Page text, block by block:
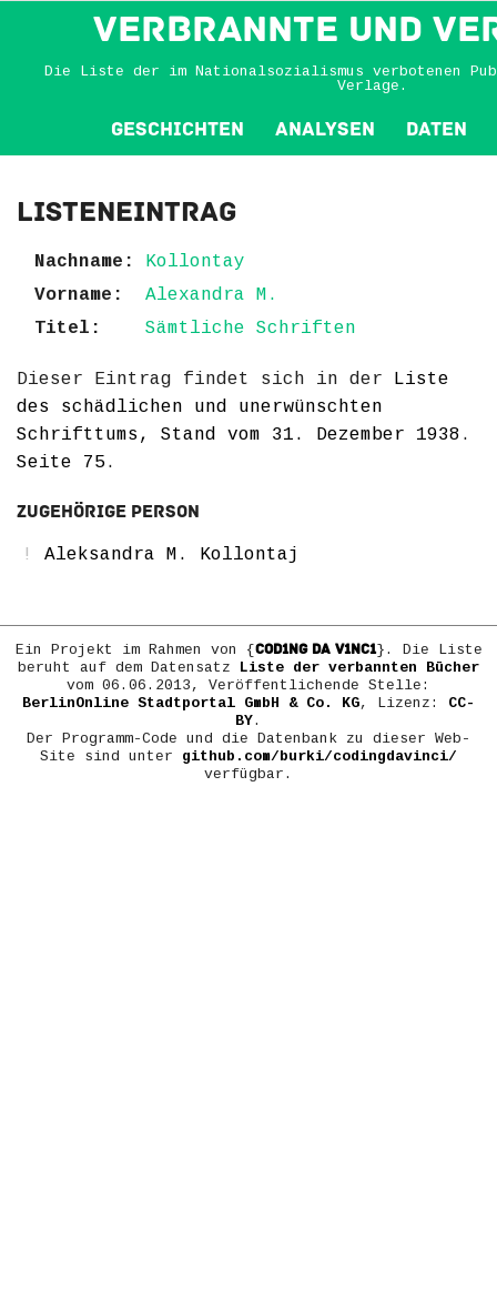
VERBRANNTE und
Die Liste der im Nationalsozialismus verbotenen
Verlage.
Geschichten Analysen Daten
Listeneintrag
Nachname:
Kollontay
Vorname:
Alexandra M.
Titel:
Sämtliche Schriften
Dieser Eintrag findet sich in der
Liste
des schädlichen und unerwünschten
Schrifttums, Stand vom 31. Dezember 1938 .
Seite 75.
Zugehörige Person
Aleksandra M. Kollontaj
Ein Projekt im Rahmen von {COD1NG DA V1NC1}. Die Liste
beruht auf dem Datensatz Liste der verbannten Bücher
vom 06.06.2013, Veröffentlichende Stelle:
BerlinOnline Stadtportal GmbH & Co. KG, Lizenz: CC-
BY.
Der Programm-Code und die Datenbank zu dieser Web-
Site sind unter github.com/burki/codingdavinci/
verfügbar.